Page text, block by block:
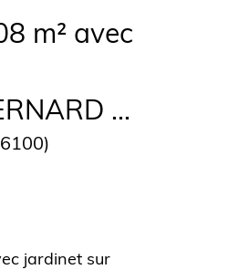
m² avec
...
jardinet sur